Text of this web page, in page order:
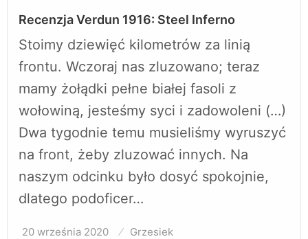
Recenzja Verdun 1916: Steel Inferno
Stoimy dziewięć kilometrów za linią
frontu. Wczoraj nas zluzowano; teraz
mamy żołądki pełne białej fasoli z
wołowiną, jesteśmy syci i zadowoleni (…)
Dwa tygodnie temu musieliśmy wyruszyć
na front, żeby zluzować innych. Na
naszym odcinku było dosyć spokojnie,
dlatego podoficer…
Opublikowane
20 września 2020 Grzesiek